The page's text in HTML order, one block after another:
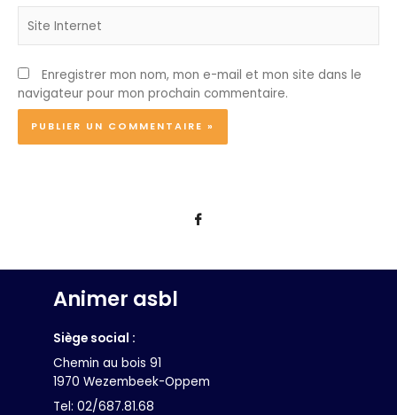
Internet
Enregistrer mon nom, mon e-mail et mon site dans le
navigateur pour mon prochain commentaire.
Animer asbl
Siège social :
Chemin au bois 91
1970 Wezembeek-Oppem
Tel: 02/687.81.68